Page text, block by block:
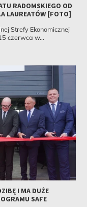
RADOMSKIEGO OD
LAUREATÓW [FOTO]
Strefy Ekonomicznej
czerwca w...
I MA DUŻE
SAFE